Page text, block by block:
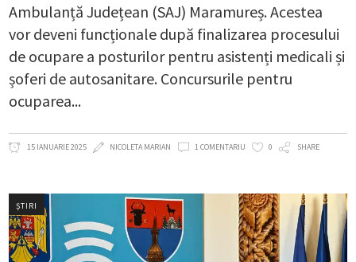
Ambulanță Județean (SAJ) Maramureș. Acestea
vor deveni funcționale după finalizarea procesului
de ocupare a posturilor pentru asistenți medicali și
șoferi de autosanitare. Concursurile pentru
ocuparea
15 IANUARIE 2025 NICOLETA MARIAN 1 COMENTARIU 0 SHARE
ȘTIRI